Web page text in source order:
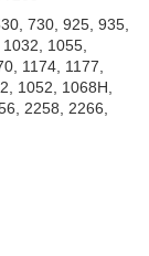
730, 925, 935,
1055,
1174, 1177,
1052, 1068H,
2258, 2266,